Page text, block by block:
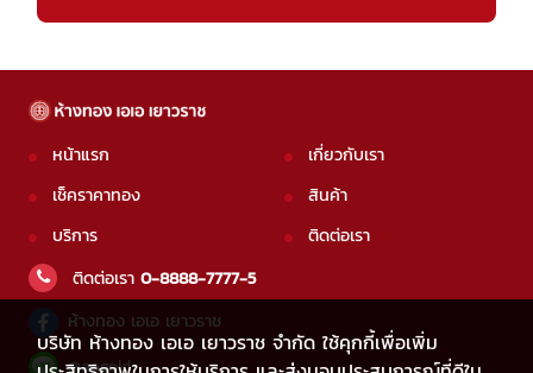
บริษัท ห้างทอง เอเอ เยาวราช จำกัด ใช้คุกกี้เพื่อเพิ่ม
หน้าแรก
เช็คราคาทอง
บริการ
เกี่ยวกับเรา
สินค้า
ติดต่อเรา
ติดต่อเรา 0-8888-7777-5
ห้างทอง เอเอ เยาวราช
@aagold